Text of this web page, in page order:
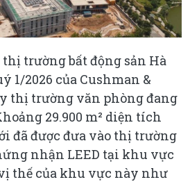
thị trường bất động sản Hà
1/2026 của Cushman &
thị trường văn phòng đang
29.900 m² diện tích
đã được đưa vào thị trường
nhận LEED tại khu vực
thế của khu vực này như